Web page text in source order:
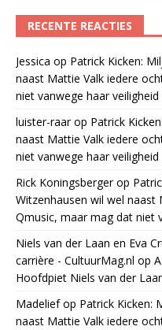
RECENTE REACTIES
Jessica op Patrick Kicken:
naast Mattie Valk iedere
niet vanwege haar veiligheid
luister-raarop Patrick
naast Mattie Valk iedere
niet vanwege haar veiligheid
Rick Koningsbergerop
Witzenhausen wil wel naast
Qmusic, maar mag dat niet
Niels van der Laan en Eva
carrière - CultuurMag.nl op
Hoofdpiet Niels van der
Madeliefop Patrick Kicken:
naast Mattie Valk iedere